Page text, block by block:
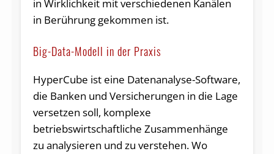
in Wirklichkeit mit verschiedenen Kanälen
in Berührung gekommen ist.
Big-Data-Modell in der Praxis
HyperCube ist eine Datenanalyse-Software,
die Banken und Versicherungen in die Lage
versetzen soll, komplexe
betriebswirtschaftliche Zusammenhänge
zu analysieren und zu verstehen. Wo